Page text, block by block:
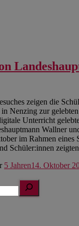
zeigen die
Nenzing zur
Unterricht
Wallner
im Rahmen eines
Schüler:innen
5 Jahren14. Oktober